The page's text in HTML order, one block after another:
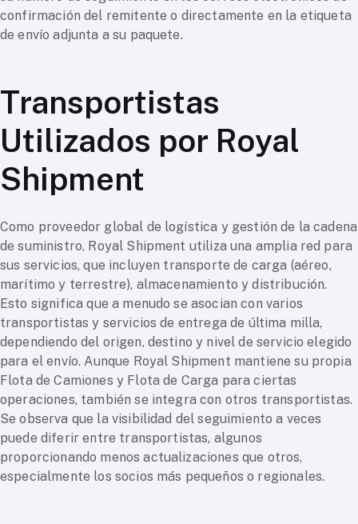
confirmación del remitente o directamente en la etiqueta
de envío adjunta a su paquete.
Transportistas
Utilizados por Royal
Shipment
Como proveedor global de logística y gestión de la cadena
de suministro, Royal Shipment utiliza una amplia red para
sus servicios, que incluyen transporte de carga (aéreo,
marítimo y terrestre), almacenamiento y distribución.
Esto significa que a menudo se asocian con varios
transportistas y servicios de entrega de última milla,
dependiendo del origen, destino y nivel de servicio elegido
para el envío. Aunque Royal Shipment mantiene su propia
Flota de Camiones y Flota de Carga para ciertas
operaciones, también se integra con otros transportistas.
Se observa que la visibilidad del seguimiento a veces
puede diferir entre transportistas, algunos
proporcionando menos actualizaciones que otros,
especialmente los socios más pequeños o regionales.